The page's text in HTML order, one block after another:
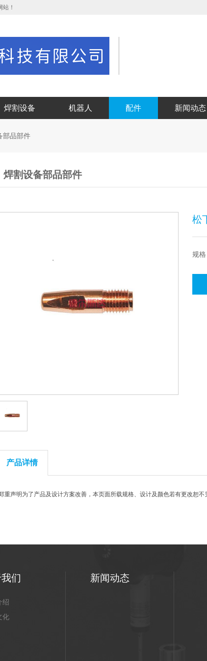
！
焊割设备 机器人 配件 新闻动态
部品部件
焊割设备部品部件
松
规
产品详情
重声明为了产品及设计方案改善，本页面所载规格、设计及颜色若有更改恕不
们
绍
化
新闻动态